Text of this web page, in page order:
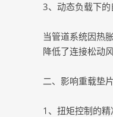
3、动态负载下
当管道系统因热
降低了连接松动
二、影响重载垫
1、扭矩控制的